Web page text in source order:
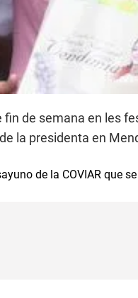
de semana en les
la presidenta en
de la COVIAR que